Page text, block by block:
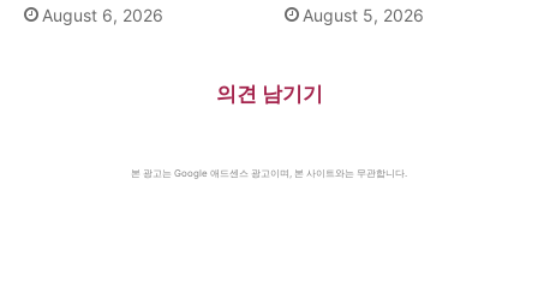
August 6, 2026 August 5, 2026
의견 남기기
본 광고는 Google 애드센스 광고이며, 본 사이트와는 무관합니다.